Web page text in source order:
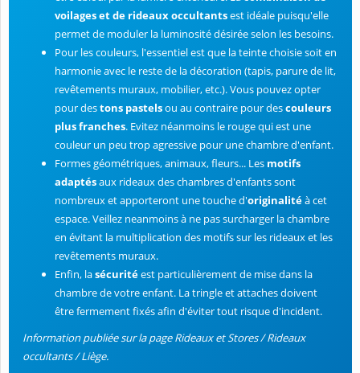
voilages et de rideaux occultantsest idéale puisqu'elle
permet de moduler la luminosité désirée selon les besoins.
Pour les couleurs, l'essentiel est que la teinte choisie soit en
harmonie avec le reste de la décoration (tapis, parure de lit,
revêtements muraux, mobilier, etc.). Vous pouvez opter
pour destons pastelsou au contraire pour descouleurs
plus franches. Evitez néanmoins le rouge qui est une
couleur un peu trop agressive pour une chambre d'enfant.
Formes géométriques, animaux, fleurs... Les motifs
adaptésaux rideaux des chambres d'enfants sont
nombreux et apporteront une touche d'originalitéà cet
espace. Veillez neanmoins à ne pas surcharger la chambre
en évitant la multiplication des motifs sur les rideaux et les
revêtements muraux.
Enfin, lasécuritéest particulièrement de mise dans la
chambre de votre enfant. La tringle et attaches doivent
être fermement fixés afin d'éviter tout risque d'incident.
Information publiée sur la page Rideaux et Stores / Rideaux
occultants / Liège.